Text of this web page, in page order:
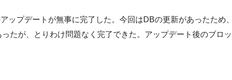
ップデートが無事に完了した。今回はDBの更新があったため、
たが、とりわけ問題なく完了できた。アップデート後のブロッ